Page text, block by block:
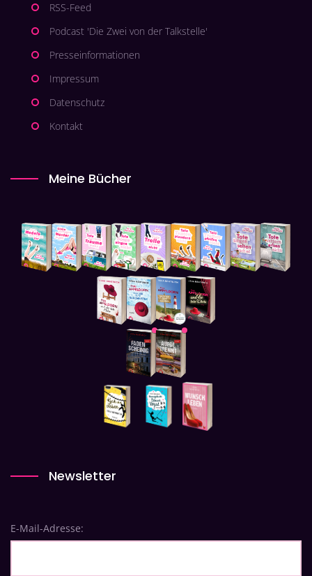
RSS-Feed
Podcast 'Die Zwei von der Talkstelle'
Presseinformationen
Impressum
Datenschutz
Kontakt
Meine Bücher
Newsletter
E-Mail-Adresse: